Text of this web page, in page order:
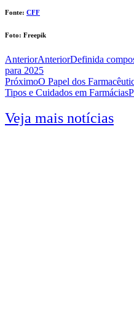
Fonte: CFF
Foto: Freepik
AnteriorAnteriorDefinida
para 2025
PróximoO Papel dos
Tipos e Cuidados em Farmácias
Veja mais notícias